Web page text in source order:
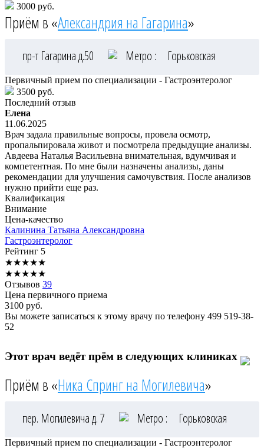
3000 руб.
Приём в «Александрия на Гагарина»
пр-т Гагарина д.50 Метро : Горьковская
Первичный прием по специализации - Гастроэнтеролог
3500 руб.
Последний отзыв
Елена
11.06.2025
Врач задала правильные вопросы, провела осмотр,
пропальпировала живот и посмотрела предыдущие анализы.
Авдеева Наталья Васильевна внимательная, вдумчивая и
компетентная. По мне были назначены анализы, даны
рекомендации для улучшения самочувствия. После анализов
нужно прийти еще раз.
Квалификация
Внимание
Цена-качество
Калинина Татьяна Александровна
Гастроэнтеролог
Рейтинг 5
★★★★★
★★★★★
Отзывов 39
Цена первичного приема
3100 руб.
Вы можете записаться к этому врачу по телефону 499 519-38-
52
Этот врач ведёт прём в следующих клиниках
Приём в «Ника Спринг на Могилевича»
пер. Могилевича д. 7 Метро : Горьковская
Первичный прием по специализации - Гастроэнтеролог